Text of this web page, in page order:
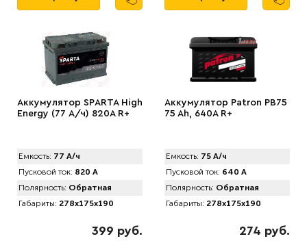
Аккумулятор SPАRTA High
Energy (77 А/ч) 820A R+
Емкость: 77 А/ч
Пусковой ток: 820 А
Полярность: Обратная
Габариты: 278x175x190
399 руб.
Аккумулятор Patron PB75
75 Ah, 640A R+
Емкость: 75 А/ч
Пусковой ток: 640 А
Полярность: Обратная
Габариты: 278x175x190
274 руб.